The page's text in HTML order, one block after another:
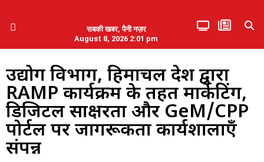
सबकी खबर, पैनी नज़र
August 8, 2026 2:01 pm
उद्योग विभाग, हिमाचल प्रदेश द्वारा
RAMP कार्यक्रम के तहत मार्केटिंग,
डिजिटल साक्षरता और GeM/CPP
पोर्टल पर जागरूकता कार्यशालाएँ
संपन्न